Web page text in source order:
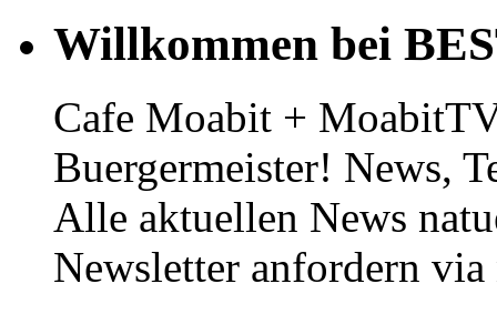
Willkommen bei
Cafe Moabit +
Buergermeister! News,
Alle aktuellen News
Newsletter anfordern